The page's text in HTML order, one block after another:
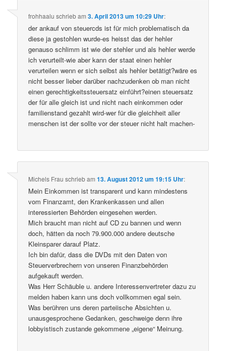
frohhaalu schriebam3. April 2013 um 10:29 Uhr:
der ankauf von steuercds ist für mich problematisch da
diese ja gestohlen wurde-es heisst das der hehler
genauso schlimm ist wie der stehler und als hehler werde
ich verurteilt-wie aber kann der staat einen hehler
verurteilen wenn er sich selbst als hehler betätigt?wäre es
nicht besser lieber darüber nachzudenken ob man nicht
einen gerechtigkeitssteuersatz einführt?einen steuersatz
der für alle gleich ist und nicht nach einkommen oder
familienstand gezahlt wird-wer für die gleichheit aller
menschen ist der sollte vor der steuer nicht halt machen-
Michels Frau schriebam13. August 2012 um 19:15 Uhr:
Mein Einkommen ist transparent und kann mindestens
vom Finanzamt, den Krankenkassen und allen
interessierten Behörden eingesehen werden.
Mich braucht man nicht auf CD zu bannen und wenn
doch, hätten da noch 79.900.000 andere deutsche
Kleinsparer darauf Platz.
Ich bin dafür, dass die DVDs mit den Daten von
Steuerverbrechern von unseren Finanzbehörden
aufgekauft werden.
Was Herr Schäuble u. andere Interessenvertreter dazu zu
melden haben kann uns doch vollkommen egal sein.
Was berühren uns deren parteiische Absichten u.
unausgesprochene Gedanken, geschweige denn ihre
lobbyistisch zustande gekommene „eigene“ Meinung.